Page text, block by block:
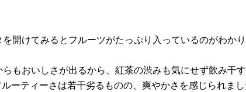
開けてみるとフルーツがたっぷり入っているのがわかり
もおいしさが出るから、紅茶の渋みも気にせず飲み干
ーティーさは若干劣るものの、爽やかさを感じられまし